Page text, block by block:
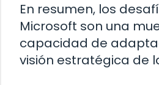
En resumen, los
Microsoft son una
capacidad de
visión estratégica de